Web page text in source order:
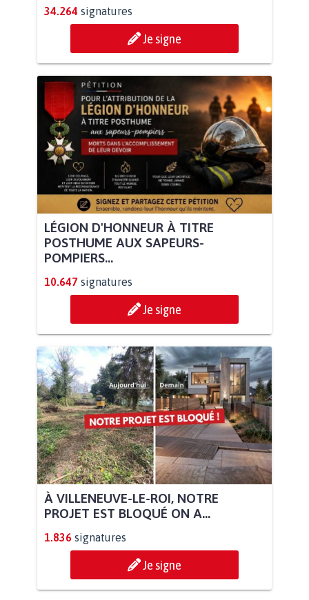
34.264 signatures
Je signe
LÉGION D'HONNEUR À TITRE
POSTHUME AUX SAPEURS-
POMPIERS...
10.647 signatures
Je signe
À VILLENEUVE-LE-ROI, NOTRE
PROJET EST BLOQUÉ ON A...
1.836 signatures
Je signe